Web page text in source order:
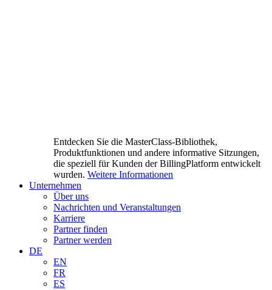
Entdecken Sie die MasterClass-Bibliothek,
Produktfunktionen und andere informative Sitzungen,
die speziell für Kunden der BillingPlatform entwickelt
wurden. Weitere Informationen
Unternehmen
Über uns
Nachrichten und Veranstaltungen
Karriere
Partner finden
Partner werden
DE
EN
FR
ES